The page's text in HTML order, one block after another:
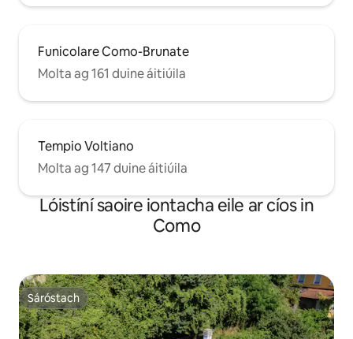
Funicolare Como-Brunate
Molta ag 161 duine áitiúila
Tempio Voltiano
Molta ag 147 duine áitiúila
Lóistíní saoire iontacha eile ar cíos in
Como
Sáróstach
Sáróstach